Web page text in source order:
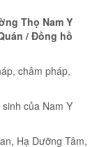
Thọ Nam Y
/ Đồng hồ
châm pháp,
của Nam Y
Hạ Dưỡng Tâm,